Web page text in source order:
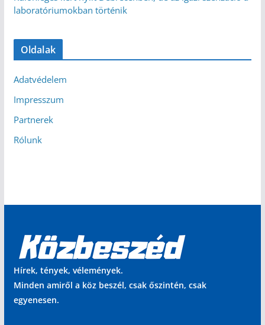
laboratóriumokban történik
Oldalak
Adatvédelem
Impresszum
Partnerek
Rólunk
Hírek, tények, vélemények.
Minden amiről a köz beszél, csak őszintén, csak
egyenesen.